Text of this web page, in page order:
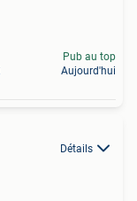
Pub au top
Aujourd'hui
Détails